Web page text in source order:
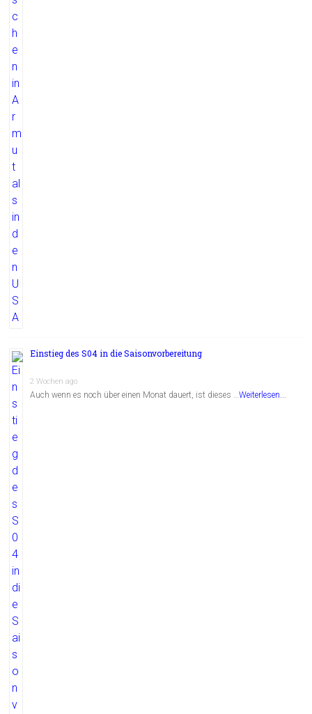
Einstieg des S04 in die Saisonvorbereitung
2 Wochen ago
Auch wenn es noch über einen Monat dauert, ist dieses …Weiterlesen...